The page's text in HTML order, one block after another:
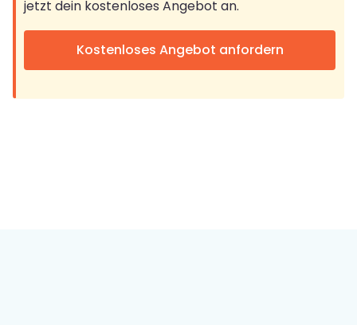
jetzt dein kostenloses Angebot an.
Kostenloses Angebot anfordern